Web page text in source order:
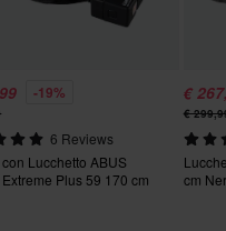
-19%
6 Reviews
Lucchetto ABUS
Plus 59 170 cm
€
€
cm